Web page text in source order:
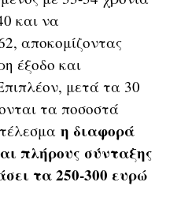
και να
αποκομίζοντας
έξοδο και
μετά τα 30
τα ποσοστά
η διαφορά
πλήρους σύνταξης
τα 250-300 ευρώ